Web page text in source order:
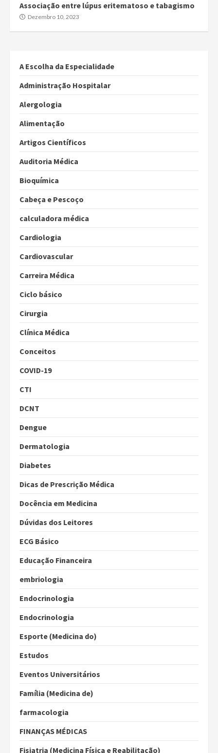
Associação entre lúpus eritematoso e tabagismo
Dezembro 10, 2023
A Escolha da Especialidade
Administração Hospitalar
Alergologia
Alimentação
Artigos Científicos
Auditoria Médica
Bioquímica
Cabeça e Pescoço
calculadora médica
Cardiologia
Cardiovascular
Carreira Médica
Ciclo básico
Cirurgia
Clínica Médica
Conceitos
COVID-19
CTI
DCNT
Dengue
Dermatologia
Diabetes
Dicas de Prescrição Médica
Docência em Medicina
Dúvidas dos Leitores
ECG Básico
Educação Financeira
embriologia
Endocrinologia
Endocrinologia
Esporte (Medicina do)
Estudos
Eventos Universitários
Família (Medicina de)
farmacologia
FINANÇAS MÉDICAS
Fisiatria (Medicina Física e Reabilitação)